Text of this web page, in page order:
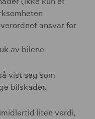
ansvar for
av bilene
vist seg som
bilskader.
liten verdi,